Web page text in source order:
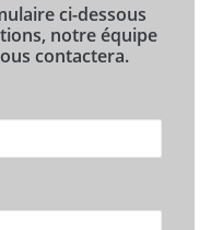
ci-dessous
notre équipe
contactera.